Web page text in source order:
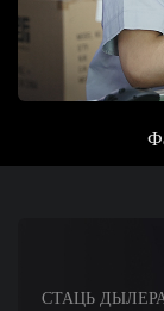
СТАЦЬ